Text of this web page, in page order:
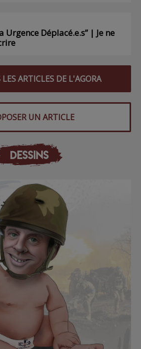
Urgence Déplacé.e.s” | Je ne
ARTICLES DE L'AGORA
UN ARTICLE
DESSINS